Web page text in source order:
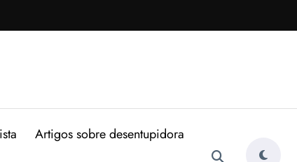
Artigos sobre desentupidora